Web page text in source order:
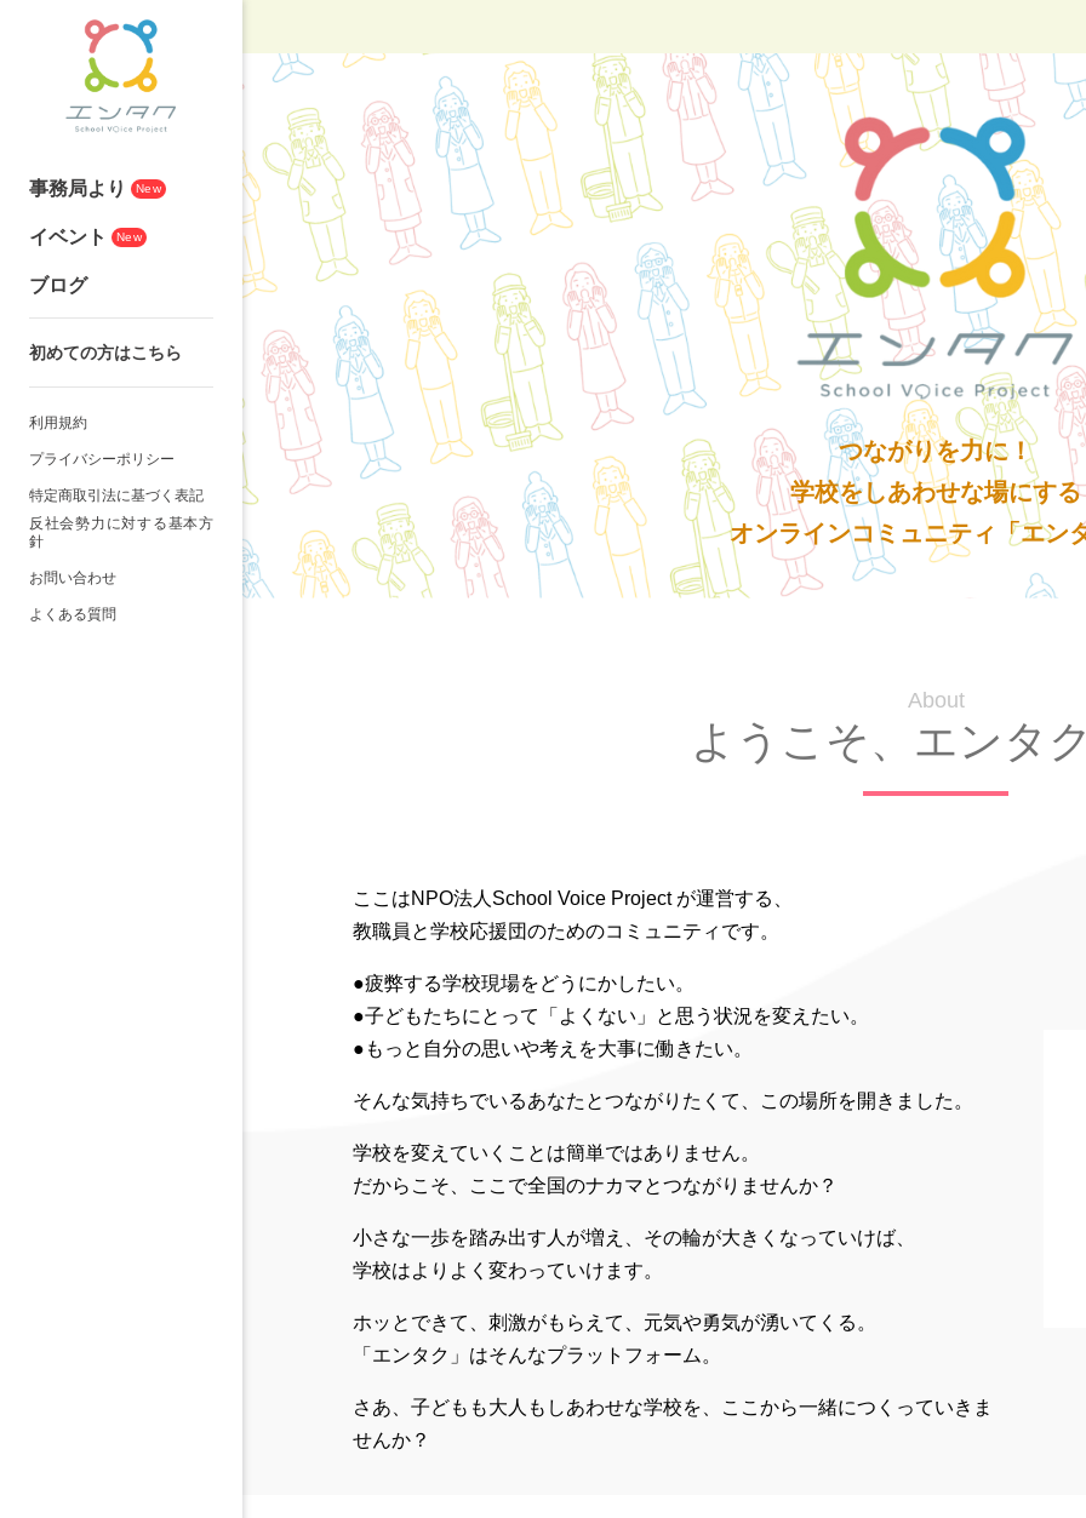
事務局より New
イベント New
ブログ
初めての方はこちら
利用規約
プライバシーポリシー
特定商取引法に基づく表記
反社会勢力に対する基本方
針
お問い合わせ
よくある質問
つながりを力に！
学校をしあわせな場にする
オンラインコミュニティ「エン
About
ようこそ、エンタ
ここはNPO法人School Voice Project が運営する、
教職員と学校応援団のためのコミュニティです。
●疲弊する学校現場をどうにかしたい。
●子どもたちにとって「よくない」と思う状況を変えたい。
●もっと自分の思いや考えを大事に働きたい。
そんな気持ちでいるあなたとつながりたくて、この場所を開きました。
学校を変えていくことは簡単ではありません。
だからこそ、ここで全国のナカマとつながりませんか？
小さな一歩を踏み出す人が増え、その輪が大きくなっていけば、
学校はよりよく変わっていけます。
ホッとできて、刺激がもらえて、元気や勇気が湧いてくる。
「エンタク」はそんなプラットフォーム。
さあ、子どもも大人もしあわせな学校を、ここから一緒につくっていきま
せんか？